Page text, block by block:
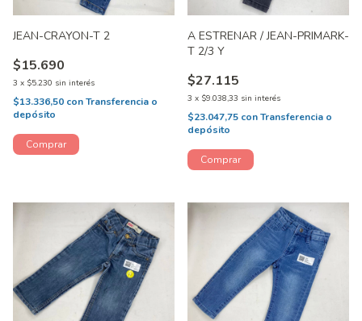
JEAN-CRAYON-T 2
$15.690
3 x $5.230 sin interés
$13.336,50 conTransferencia o
depósito
A ESTRENAR / JEAN-PRIMARK-
T 2/3 Y
$27.115
3 x $9.038,33 sin interés
$23.047,75 conTransferencia o
depósito